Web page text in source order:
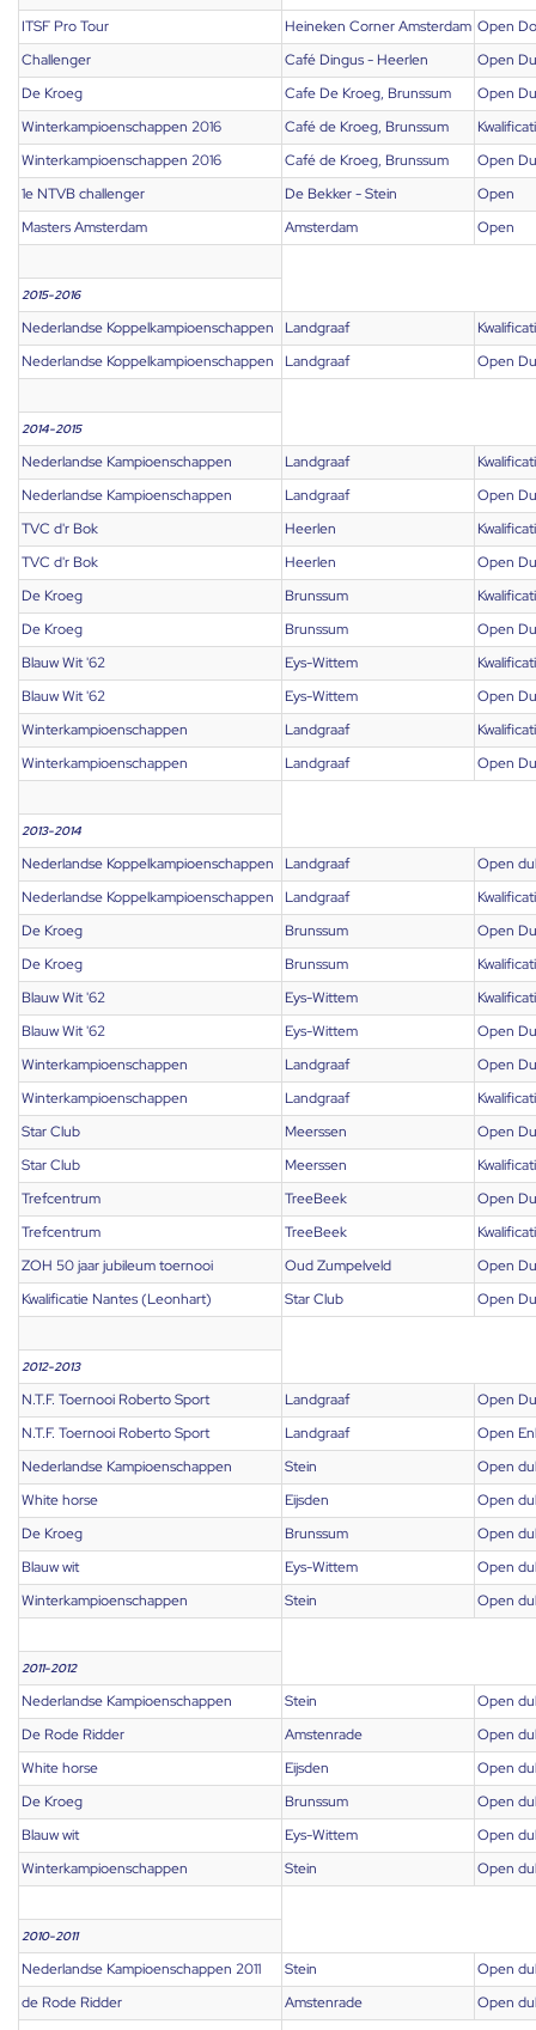
ITSF Pro Tour Heineken Corner Amsterdam Open
Challenger
Café Dingus - Heerlen
Open
De Kroeg
Cafe De Kroeg, Brunssum
Open
Winterkampioenschappen 2016
Café de Kroeg, Brunssum
Winterkampioenschappen 2016
Café de Kroeg, Brunssum
Open
1e NTVB challenger
De Bekker - Stein
Open
Masters Amsterdam
Amsterdam Open
2015-2016
Nederlandse Koppelkampioenschappen Landgraaf
Nederlandse Koppelkampioenschappen
Landgraaf Open
2014-2015
Nederlandse Kampioenschappen Landgraaf
Nederlandse Kampioenschappen
Landgraaf
Open
TVC d'r Bok
Heerlen
TVC d'r Bok
Heerlen
Open
De Kroeg
Brunssum
De Kroeg
Brunssum
Open
Blauw Wit '62
Eys-Wittem
Blauw Wit '62
Eys-Wittem
Open
Winterkampioenschappen
Landgraaf
Winterkampioenschappen
Landgraaf Open
2013-2014
Nederlandse Koppelkampioenschappen Landgraaf
Open
Nederlandse Koppelkampioenschappen
Landgraaf
De Kroeg
Brunssum
Open
De Kroeg
Brunssum
Blauw Wit '62
Eys-Wittem
Blauw Wit '62
Eys-Wittem
Open
Winterkampioenschappen
Landgraaf
Open
Winterkampioenschappen
Landgraaf
Star Club
Meerssen
Open
Star Club
Meerssen
Trefcentrum
TreeBeek
Open
Trefcentrum
TreeBeek
ZOH 50 jaar jubileum toernooi
Oud Zumpelveld
Open
Kwalificatie Nantes (Leonhart)
Star Club Open
2012-2013
N.T.F. Toernooi Roberto Sport Landgraaf
Open
N.T.F. Toernooi Roberto Sport
Landgraaf
Open
Nederlandse Kampioenschappen
Stein
Open
White horse
Eijsden
Open
De Kroeg
Brunssum
Open
Blauw wit
Eys-Wittem
Open
Winterkampioenschappen
Stein Open
2011-2012
Nederlandse Kampioenschappen Stein
Open
De Rode Ridder
Amstenrade
Open
White horse
Eijsden
Open
De Kroeg
Brunssum
Open
Blauw wit
Eys-Wittem
Open
Winterkampioenschappen
Stein Open
2010-2011
Nederlandse Kampioenschappen 2011 Stein
Open
de Rode Ridder
Amstenrade Open